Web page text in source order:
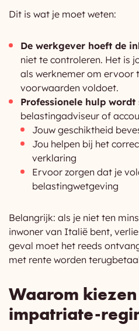
Dit is wat je moet weten:
De werkgever hoeft de
niet te controleren. Het is
als werknemer om ervoor
voorwaarden voldoet.
Professionele hulp
belastingadviseur of
Jouw geschiktheid
Jou helpen bij het
verklaring
Ervoor zorgen dat je
belastingwetgeving
Belangrijk: als je niet ten
inwoner van Italië bent,
geval moet het reeds
met rente worden
Waarom
impatriate-